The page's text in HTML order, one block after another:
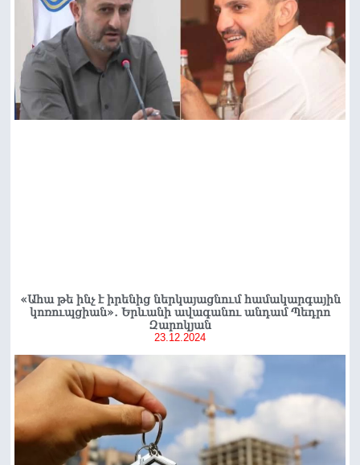
«Ահա թե ինչ է իրենից ներկայացնում համակարգային
կոռուպցիան»․ Երևանի ավագանու անդամ Պեդրո
Զարոկյան
23.12.2024